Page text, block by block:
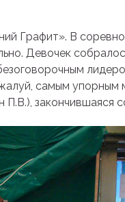
Графит». В
Девочек
самым упорным
закончившаяся